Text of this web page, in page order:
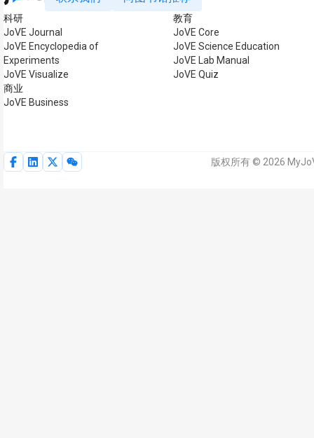
科研
JoVE Journal
JoVE Encyclopedia of
Experiments
JoVE Visualize
商业
JoVE Business
教育
JoVE Core
JoVE Science Education
JoVE Lab Manual
JoVE Quiz
版权所有 © 2026